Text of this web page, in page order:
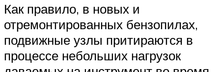
Как правило, в новых и
отремонтированных бензопилах,
подвижные узлы притираются в
процессе небольших нагрузок